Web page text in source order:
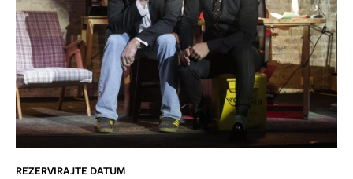
REZERVIRAJTE DATUM